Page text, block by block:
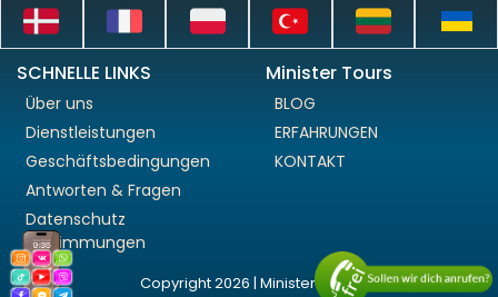
SCHNELLE LINKS
Über uns
Dienstleistungen
Geschäftsbedingungen
Antworten & Fragen
Datenschutz
Bestimmungen
Minister Tours
BLOG
ERFAHRUNGEN
KONTAKT
Copyright 2026 | Minister Tours